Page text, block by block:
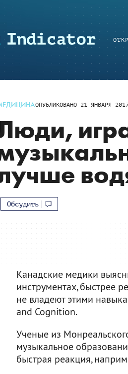
ОПУБЛИКОВАНО 21 ЯНВАРЯ
Обсудить
Канадские медики
инструментах, быстрее
не владеют этими
and Cognition.
Ученые из
музыкальное
быстрая реакция,